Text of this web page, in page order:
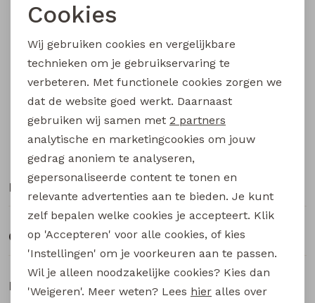
Sweatshirts
Vesten
Gilet spencers
Jackjes
Blazers
Lange broek
Jassen
Lange broeken
Leggings
Rokken
Leggings
Sweatshirts
T-shirts lange mouw
Tops
Vesten
Snelle en betrouwbare levering
Klantenservice
Over Bertus Mode
Klantbeoordelingen
Noodzakelijke cookies
Analytische cookies
Marketing cookies
Cookies
Wij gebruiken cookies en vergelijkbare
technieken om je gebruikservaring te
verbeteren. Met functionele cookies zorgen we
dat de website goed werkt. Daarnaast
gebruiken wij samen met 2 partners
analytische en marketingcookies om jouw
gedrag anoniem te analyseren,
gepersonaliseerde content te tonen en
relevante advertenties aan te bieden. Je kunt
zelf bepalen welke cookies je accepteert. Klik
op 'Accepteren' voor alle cookies, of kies
'Instellingen' om je voorkeuren aan te passen.
Wil je alleen noodzakelijke cookies? Kies dan
'Weigeren'. Meer weten? Lees hier alles over